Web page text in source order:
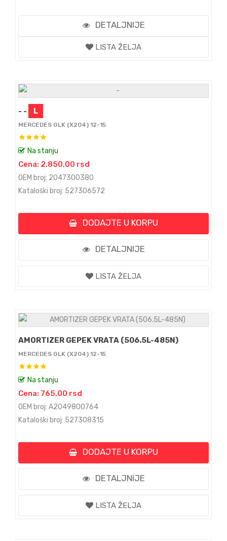
DETALJNIJE
LISTA ŽELJA
- - L
MERCEDES GLK (X204) 12-15
Na stanju
Cena: 2.850,00 rsd
OEM broj: 2047300380
Kataloški broj: 527306572
DODAJTE U KORPU
DETALJNIJE
LISTA ŽELJA
AMORTIZER GEPEK VRATA (506.5L-485N)
MERCEDES GLK (X204) 12-15
Na stanju
Cena: 765,00 rsd
OEM broj: A2049800764
Kataloški broj: 527308315
DODAJTE U KORPU
DETALJNIJE
LISTA ŽELJA